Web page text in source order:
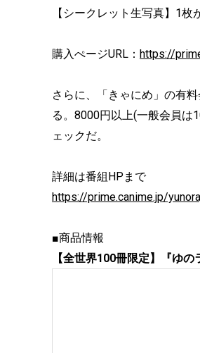
【シークレット生写真】1枚
購入ぺージURL： https://
さらに、「きゃにめ」の有
る。8000円以上(一般会員は
ェックだ。
詳細は番組HPまで
https://prime.canime.jp/
■商品情報
【全世界100冊限定】『ゆ